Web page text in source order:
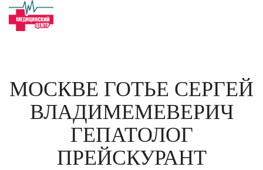
МОСКВЕ ГОТЬЕ СЕРГЕЙ
ВЛАДИМЕМЕВЕРИЧ
ГЕПАТОЛОГ
ПРЕЙСКУРАНТ